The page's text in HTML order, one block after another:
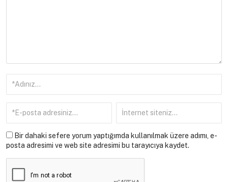
Bir dahaki sefere yorum yaptığımda kullanılmak üzere adımı, e-
posta adresimi ve web site adresimi bu tarayıcıya kaydet.